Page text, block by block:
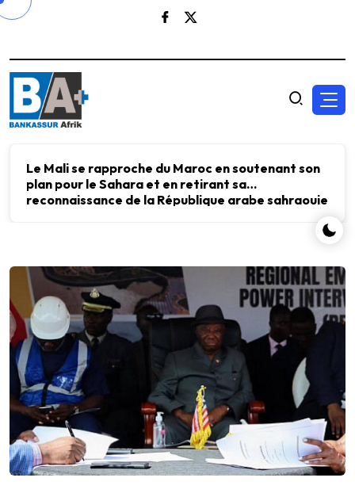
Le Mali se rapproche du Maroc en soutenant son
plan pour le Sahara et en retirant sa
reconnaissance de la République arabe sahraouie